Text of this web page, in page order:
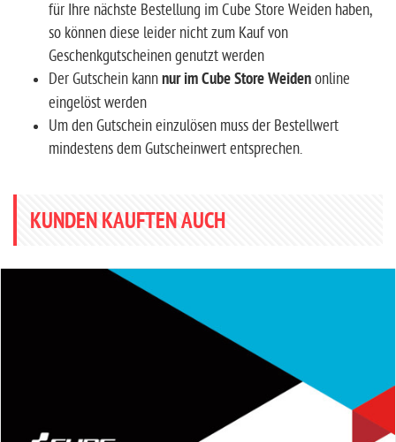
für Ihre nächste Bestellung im Cube Store Weiden haben,
so können diese leider nicht zum Kauf von
Geschenkgutscheinen genutzt werden
Der Gutschein kannnur im Cube Store Weidenonline
eingelöst werden
Um den Gutschein einzulösen muss der Bestellwert
mindestens dem Gutscheinwert entsprechen.
KUNDEN KAUFTEN AUCH